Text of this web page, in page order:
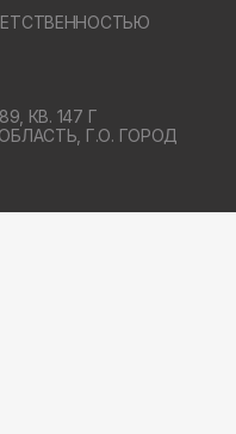
КВ. 147 Г
Г.О. ГОРОД